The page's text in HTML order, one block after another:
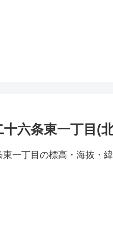
六条東一丁目(
一丁目の標高・海抜・